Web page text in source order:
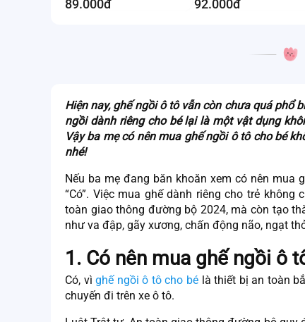
89.000đ 92.000đ
Hiện nay, ghế ngồi ô tô vẫn còn chưa quá phổ
ngồi dành riêng cho bé lại là một vật dụng
Vậy ba mẹcó nên mua ghế ngồi ô tô cho bé
nhé!
Nếu ba mẹ đang băn khoăn xem có nên mua
“Có”. Việc mua ghế dành riêng cho trẻ
toàn giao thông đường bộ 2024, mà còn tạo
như va đập, gãy xương, chấn động não, ngạt
1. Có nên mua ghế ngồi ô
Có, vìghế ngồi ô tô cho bé là thiết bị an toàn
chuyến đi trên xe ô tô.